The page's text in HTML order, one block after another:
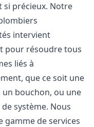
si précieux. Notre
intervient
pour résoudre tous
liés à
que ce soit une
un bouchon, ou une
système. Nous
gamme de services